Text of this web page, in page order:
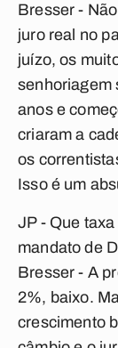
Bresser-
juro real no
juízo, os
senhoriagem
anos e
criaram a
os
Isso é um
JP - Que
mandato de
Bresser- A
2%, baixo.
crescimento